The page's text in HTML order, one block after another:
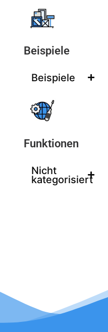
Beispiele
Beispiele
Funktionen
Nicht
kategorisiert